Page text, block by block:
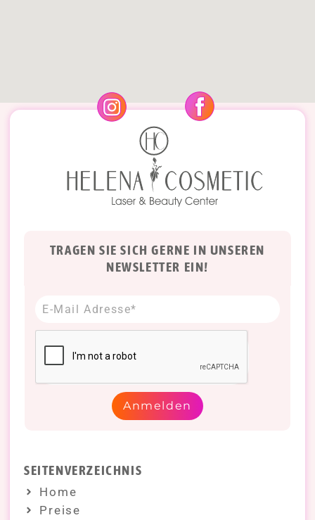
TRAGEN SIE SICH GERNE IN UNSEREN
NEWSLETTER EIN!
Anmelden
SEITENVERZEICHNIS
Home
Preise